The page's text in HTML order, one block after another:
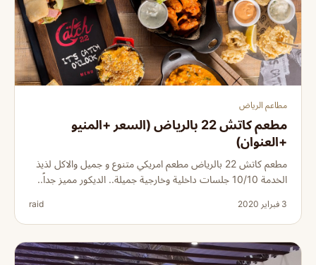
مطاعم الرياض
مطعم كاتش 22 بالرياض (السعر +المنيو
+العنوان)
مطعم كاتش 22 بالرياض مطعم امريكي متنوع و جميل والاكل لذيذ
الخدمة 10/10 جلسات داخلية وخارجية جميلة.. الديكور مميز جداً..
3 فبراير 2020 raid